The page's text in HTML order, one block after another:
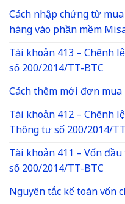
Cách nhập chứng từ
hàng vào phần mềm
Tài khoản 413 – Chênh
số 200/2014/TT-BTC
Cách thêm mới đơn
Tài khoản 412 – Chênh
Thông tư số 200/2014/
Tài khoản 411 – Vốn
số 200/2014/TT-BTC
Nguyên tắc kế toán vốn